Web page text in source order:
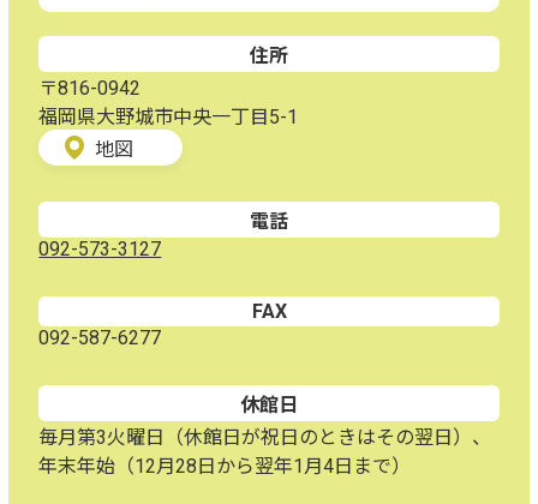
住所
〒816-0942
福岡県大野城市中央一丁目5-1
地図
電話
092-573-3127
FAX
092-587-6277
休館日
毎月第3火曜日（休館日が祝日のときはその翌日）、
年末年始（12月28日から翌年1月4日まで）